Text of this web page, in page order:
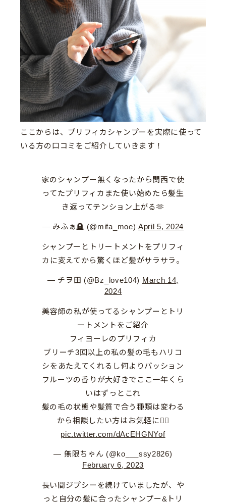
ここからは、プリフィカシャンプーを実際に使って
いる方の口コミをご紹介していきます！
家のシャンプー無くなったから関西で使
ってたプリフィカまた使い始めたら髪生
き返ってテンション上がる🫶
— みふぁ🪦 (@mifa_moe)April 5, 2024
シャンプーとトリートメントをプリフィ
カに変えてから驚くほど髪がサラサラ。
— チヲ田 (@Bz_love104) March 14,
2024
美容師の私が使ってるシャンプーとトリ
ートメントをご紹介
フィヨーレのプリフィカ
ブリーチ3回以上の私の髪の毛もハリコ
シをあたえてくれるし何よりパッション
フルーツの香りが大好きでここ一年くら
いはずっとこれ
髪の毛の状態や髪質で合う種類は変わる
から相談したい方はお気軽に💁‍♀️
pic.twitter.com/dAcEHGNYof
— 無限ちゃん (@ko___ssy2826)
February 6, 2023
長い間ジプシーを続けていましたが、や
っと自分の髪に合ったシャンプー&トリ